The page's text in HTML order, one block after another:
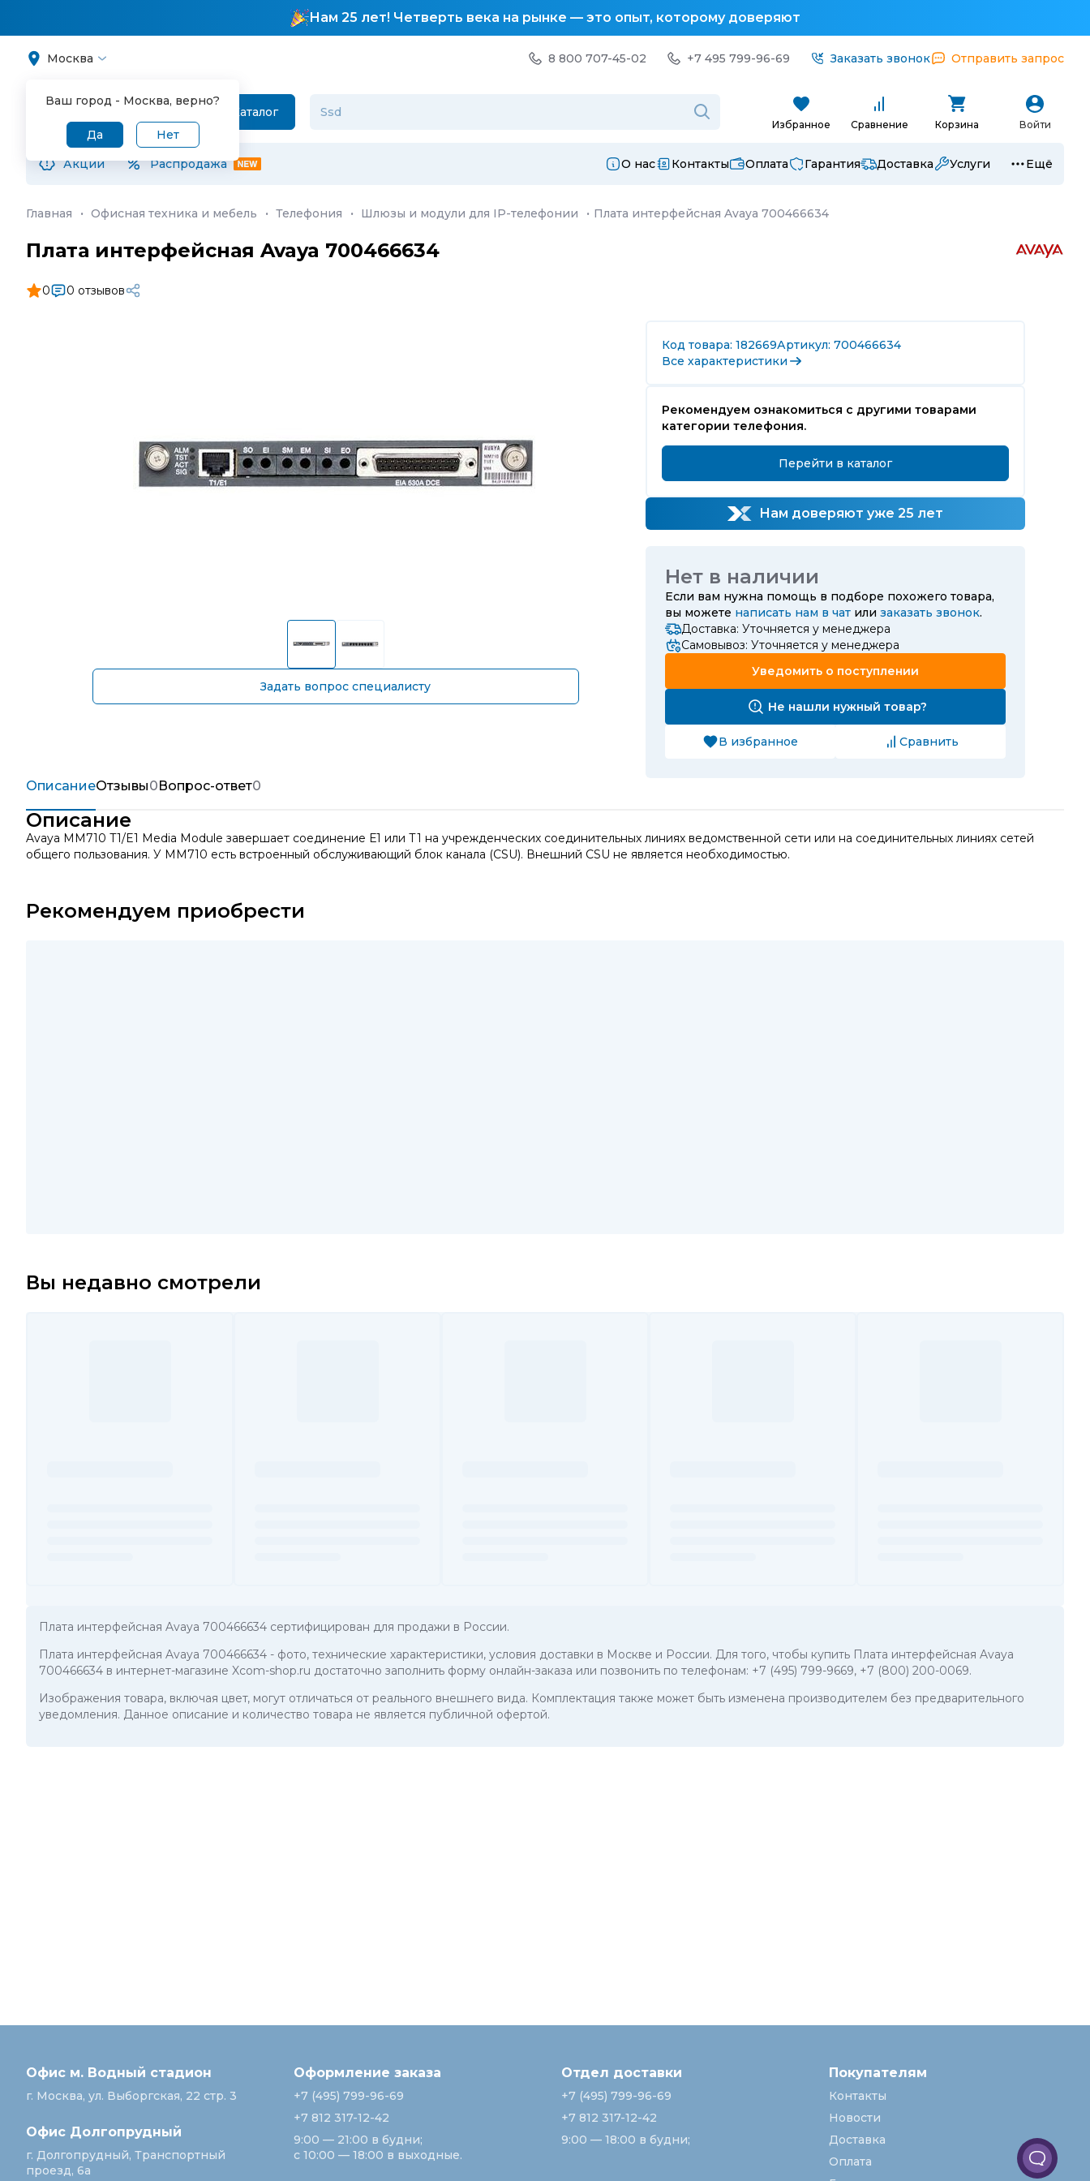
Нам 25 лет! Четверть века на рынке — это опыт, которому доверяют
Москва
Ваш город - Москва, верно?
Да Нет
8 800 707-45-02 +7 495 799-96-69 Заказать звонок Отправить запрос
Каталог
Избранное Сравнение Корзина Войти
Акции Распродажа О нас Контакты Оплата Гарантия Доставка Услуги Ещё
Главная · Офисная техника и мебель · Телефония · Шлюзы и модули для IP-телефонии · Плата интерфейсная Avaya 700466634
Плата интерфейсная Avaya 700466634
0 0 отзывов
Задать вопрос специалисту
Код товара: 182669Артикул: 700466634
Все характеристики
Рекомендуем ознакомиться с другими товарами
категории телефония.
Перейти в каталог
Нам доверяют уже 25 лет
Нет в наличии
Если вам нужна помощь в подборе похожего товара,
вы можете написать нам в чат или заказать звонок.
Доставка: Уточняется у менеджера
Самовывоз: Уточняется у менеджера
Уведомить о поступлении
Не нашли нужный товар?
В избранное Сравнить
ОписаниеОтзывы0Вопрос-ответ0
Описание
Avaya MM710 T1/E1 Media Module завершает соединение Е1 или Т1 на учрежденческих соединительных линиях ведомственной сети или на соединительных линиях сетей
общего пользования. У ММ710 есть встроенный обслуживающий блок канала (CSU). Внешний CSU не является необходимостью.
Рекомендуем приобрести
Вы недавно смотрели
Плата интерфейсная Avaya 700466634 сертифицирован для продажи в России.
Плата интерфейсная Avaya 700466634 - фото, технические характеристики, условия доставки в Москве и России. Для того, чтобы купить Плата интерфейсная Avaya
700466634 в интернет-магазине Xcom-shop.ru достаточно заполнить форму онлайн-заказа или позвонить по телефонам: +7 (495) 799-9669, +7 (800) 200-0069.
Изображения товара, включая цвет, могут отличаться от реального внешнего вида. Комплектация также может быть изменена производителем без предварительного
уведомления. Данное описание и количество товара не является публичной офертой.
Офис м. Водный стадион
г. Москва, ул. Выборгская, 22 стр. 3
Офис Долгопрудный
г. Долгопрудный, Транспортный
проезд, 6а
Оформление заказа
+7 (495) 799-96-69
+7 812 317-12-42
9:00 — 21:00 в будни;
с 10:00 — 18:00 в выходные.
Отдел доставки
+7 (495) 799-96-69
+7 812 317-12-42
9:00 — 18:00 в будни;
Покупателям
Контакты
Новости
Доставка
Оплата